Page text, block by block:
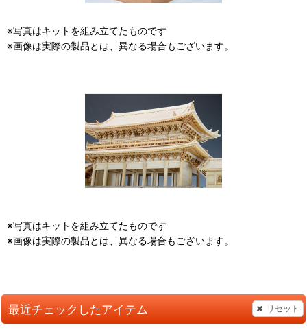
※写真はキットを組み立てたものです
※画像は実際の製品とは、異なる場合もございます。
※写真はキットを組み立てたものです
※画像は実際の製品とは、異なる場合もございます。
最近チェックしたアイテム リセット